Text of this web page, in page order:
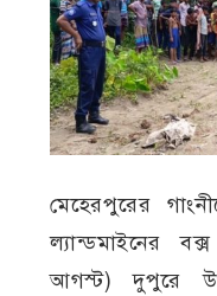
মেহেরপুরের
ল্যান্ডমাইনের
আগস্ট) দুপুরে